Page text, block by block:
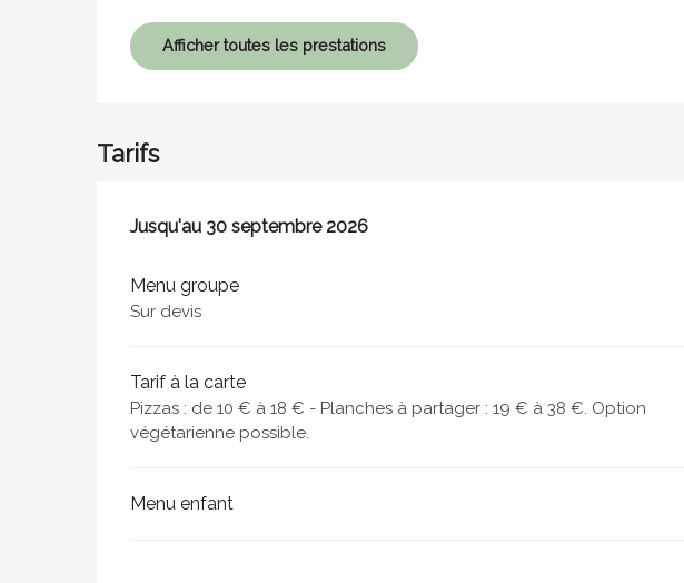
Afficher toutes les prestations
Tarifs
Du1 juin 2026au30 septembre 2026
Jusqu'au 30 septembre 2026
Menu groupe
Sur devis
Tarif à la carte
Pizzas : de 10 € à 18 € - Planches à partager : 19 € à 38 €. Option
végétarienne possible.
Menu enfant